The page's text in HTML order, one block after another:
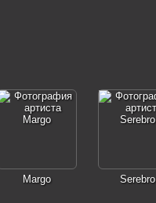
Margo Serebro